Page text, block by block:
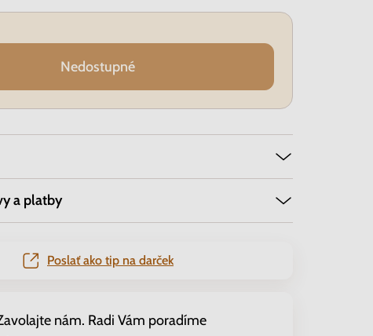
Nedostupné
a platby
Poslať ako tip na darček
nám. Radi Vám poradíme